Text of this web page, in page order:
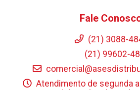
Fale
(21) 3088-
(21) 99602-
Atendimento de segunda